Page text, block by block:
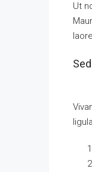
Ut